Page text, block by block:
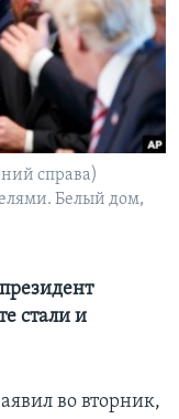
справа)
Белый дом,
стали и
во вторник,